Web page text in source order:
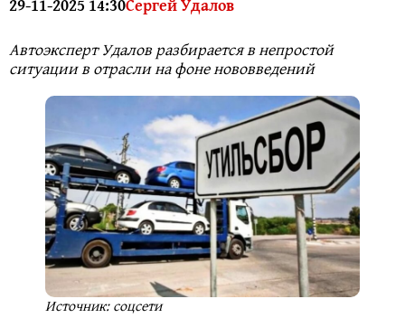
29-11-2025 14:30Сергей Удалов
Автоэксперт Удалов разбирается в непростой
ситуации в отрасли на фоне нововведений
Источник: соцсети